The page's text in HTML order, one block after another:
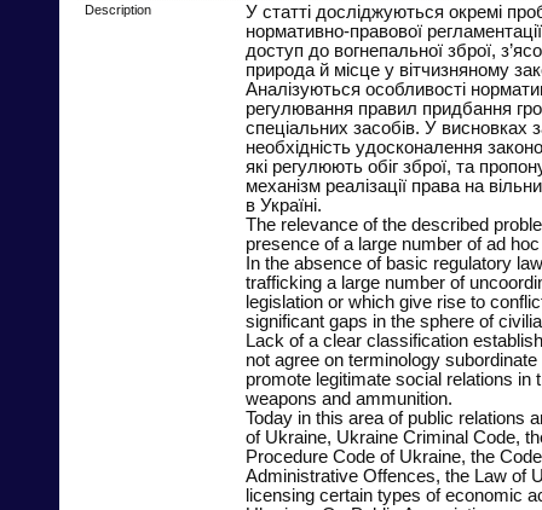
Description
У статті досліджуються окремі
нормативно-правової
доступ до вогнепальної зброї,
природа й місце у вітчизняному
Аналізуються особливості
регулювання правил придбання
спеціальних засобів. У висновках
необхідність удосконалення
які регулюють обіг зброї, та
механізм реалізації права на
в Україні.
The relevance of the described
presence of a large number of ad
In the absence of basic regulatory
trafficking a large number of
legislation or which give rise to
significant gaps in the sphere of
Lack of a clear classification
not agree on terminology subordinate
promote legitimate social relations in
weapons and ammunition.
Today in this area of public relations
of Ukraine, Ukraine Criminal Code,
Procedure Code of Ukraine, the
Administrative Offences, the Law of
licensing certain types of economic